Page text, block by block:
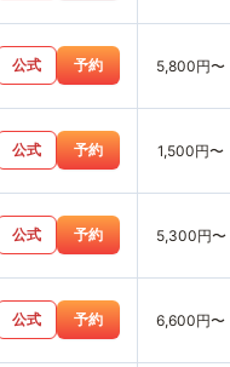
公式 予約 5,800円〜
公式 予約 1,500円〜
公式 予約 5,300円〜
公式 予約 6,600円〜